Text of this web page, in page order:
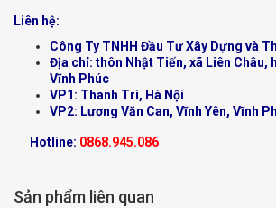
Liên hệ:
Công Ty TNHH Đầu Tư Xây Dựng và
Địa chỉ: thôn Nhật Tiến, xã Liên Châu,
Vĩnh Phúc
VP1: Thanh Trì, Hà Nội
VP2: Lương Văn Can, Vĩnh Yên, Vĩnh
Hotline: 0868.945.086
Sản phẩm liên quan